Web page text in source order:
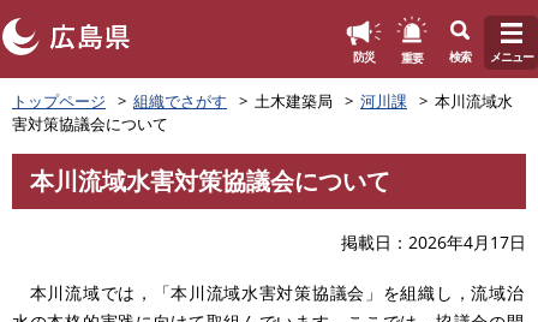
ペ
ー
ジ
の
頭
防災 重要 検索 メニュー
トップページ 組織でさがす 土木建築局 河川課
本川流域水
害対策協議会について
文
本川流域水害対策協議会について
掲載日 2026年4月17日
本川流域では，「本川流域水害対策協議会」を組織し，流域治